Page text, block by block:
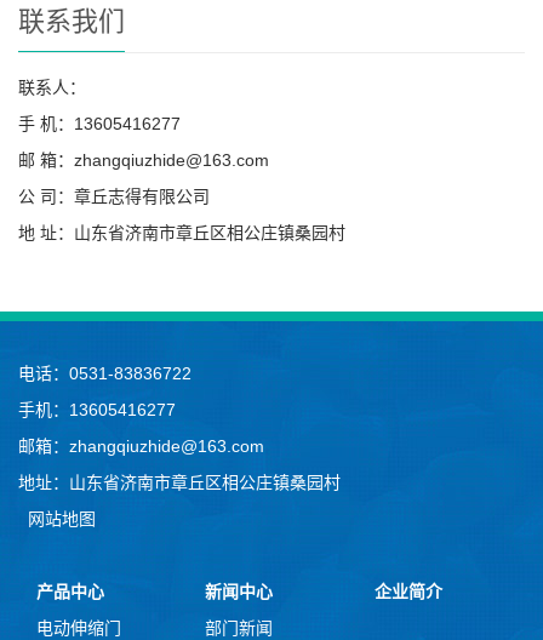
联系我们
联系人：
手 机：13605416277
邮 箱：zhangqiuzhide@163.com
公 司：章丘志得有限公司
地 址：山东省济南市章丘区相公庄镇桑园村
电话：0531-83836722
手机：13605416277
邮箱：zhangqiuzhide@163.com
地址：山东省济南市章丘区相公庄镇桑园村
网站地图
产品中心
电动伸缩门
新闻中心
部门新闻
企业简介